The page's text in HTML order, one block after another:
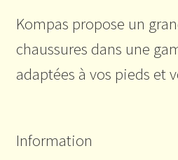
Kompas propose un
chaussures dans une
adaptées à vos pieds et
Information